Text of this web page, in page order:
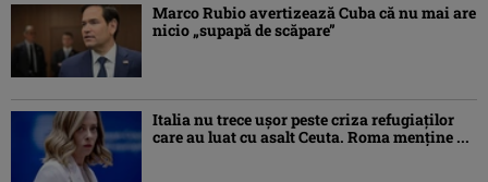
Marco Rubio avertizează Cuba că nu mai are
nicio „supapă de scăpare”
Italia nu trece ușor peste criza refugiaților
care au luat cu asalt Ceuta. Roma menține ...